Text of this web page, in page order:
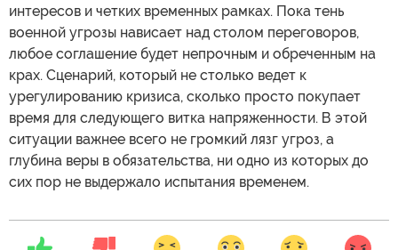
интересов и четких временных рамках. Пока тень
военной угрозы нависает над столом переговоров,
любое соглашение будет непрочным и обреченным на
крах. Сценарий, который не столько ведет к
урегулированию кризиса, сколько просто покупает
время для следующего витка напряженности. В этой
ситуации важнее всего не громкий лязг угроз, а
глубина веры в обязательства, ни одно из которых до
сих пор не выдержало испытания временем.